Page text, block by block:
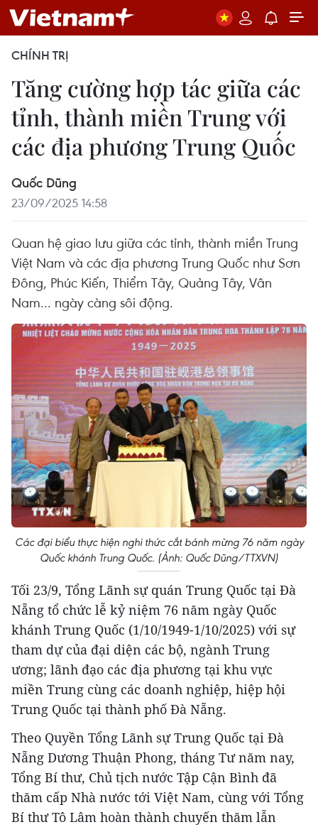
CHÍNH TRỊ
Tăng cường hợp tác giữa các
tỉnh, thành miền Trung với
các địa phương Trung Quốc
Quốc Dũng
23/09/2025 14:58
Quan hệ giao lưu giữa các tỉnh, thành miền Trung
Việt Nam và các địa phương Trung Quốc như Sơn
Đông, Phúc Kiến, Thiểm Tây, Quảng Tây, Vân
Nam... ngày càng sôi động.
Các đại biểu thực hiện nghi thức cắt bánh mừng 76 năm ngày
Quốc khánh Trung Quốc. (Ảnh: Quốc Dũng/TTXVN)
Tối 23/9, Tổng Lãnh sự quán Trung Quốc tại Đà
Nẵng tổ chức lễ kỷ niệm 76 năm ngày Quốc
khánh Trung Quốc (1/10/1949-1/10/2025) với sự
tham dự của đại diện các bộ, ngành Trung
ương; lãnh đạo các địa phương tại khu vực
miền Trung cùng các doanh nghiệp, hiệp hội
Trung Quốc tại thành phố Đà Nẵng.
Theo Quyền Tổng Lãnh sự Trung Quốc tại Đà
Nẵng Dương Thuận Phong, tháng Tư năm nay,
Tổng Bí thư, Chủ tịch nước Tập Cận Bình đã
thăm cấp Nhà nước tới Việt Nam, cùng với Tổng
Bí thư Tô Lâm hoàn thành chuyến thăm lẫn